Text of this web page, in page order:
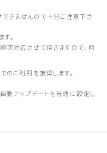
きませんので十分ご注意下さ
。
次対応させて頂きますので、何
のご利用を推奨します。
動アップデートを有効に設定し